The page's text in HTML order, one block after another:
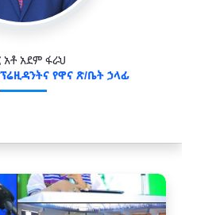
አቶ አደም ፋራህ
የዋና ጽ/ቤት ኃላፊ